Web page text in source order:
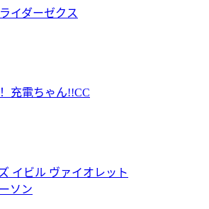
イダーゼクス
充電ちゃん!!CC
イビル ヴァイオレット